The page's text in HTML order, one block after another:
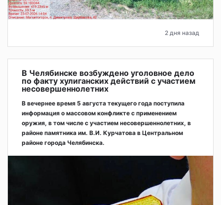
2 дня назад
В Челябинске возбуждено уголовное дело
по факту хулиганских действий с участием
несовершеннолетних
В вечернее время 5 августа текущего года поступила
информация о массовом конфликте с применением
оружия, в том числе с участием несовершеннолетних, в
районе памятника им. В.И. Курчатова в Центральном
районе города Челябинска.